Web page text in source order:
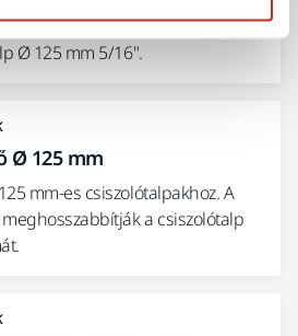
Ø 125 mm 5/16"
Ø 125 mm 5/16".
Ø 125 mm
mm-es csiszolótalpakhoz. A
a csiszolótalp